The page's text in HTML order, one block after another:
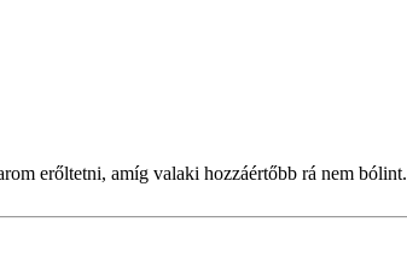
erőltetni, amíg valaki hozzáértőbb rá nem bólint.